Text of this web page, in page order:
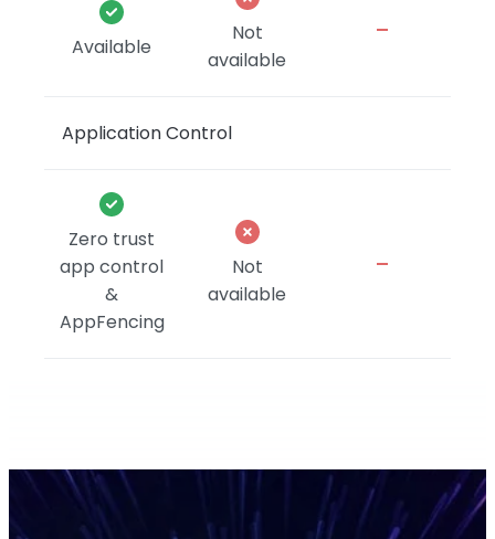
Available
Not
available
-
Application Control
Zero trust
app control
&
AppFencing
Not
available
-